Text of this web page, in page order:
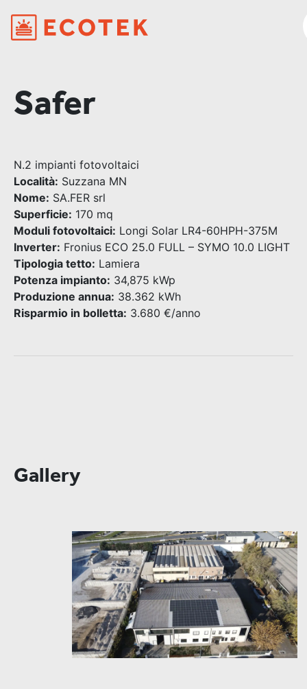
Safer
N.2 impianti fotovoltaici
Località: Suzzana MN
Nome: SA.FER srl
Superficie: 170 mq
Moduli fotovoltaici: Longi Solar LR4-60HPH-375M
Inverter: Fronius ECO 25.0 FULL – SYMO 10.0 LIGHT
Tipologia tetto: Lamiera
Potenza impianto: 34,875 kWp
Produzione annua: 38.362 kWh
Risparmio in bolletta: 3.680 €/anno
Gallery